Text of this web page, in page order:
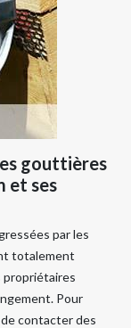
gouttières
et ses
par les
totalement
propriétaires
Pour
contacter des